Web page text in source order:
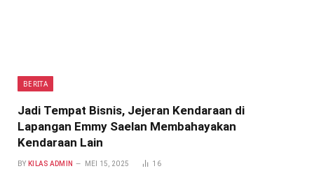
BERITA
Jadi Tempat Bisnis, Jejeran Kendaraan di
Lapangan Emmy Saelan Membahayakan
Kendaraan Lain
BY KILAS ADMIN MEI 15, 2025 16